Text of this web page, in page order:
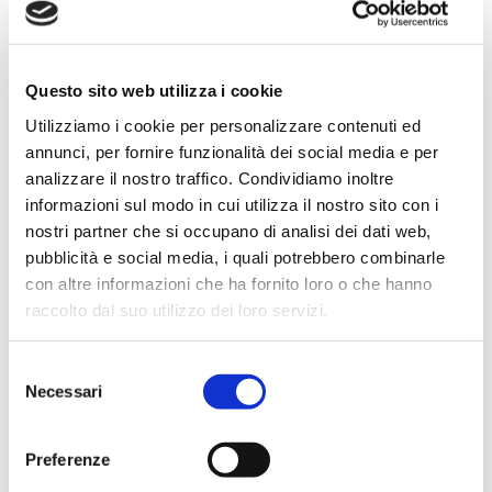
Questo sito web utilizza i cookie
Utilizziamo i cookie per personalizzare contenuti ed
annunci, per fornire funzionalità dei social media e per
analizzare il nostro traffico. Condividiamo inoltre
informazioni sul modo in cui utilizza il nostro sito con i
nostri partner che si occupano di analisi dei dati web,
pubblicità e social media, i quali potrebbero combinarle
con altre informazioni che ha fornito loro o che hanno
raccolto dal suo utilizzo dei loro servizi.
delNecessari
Preferenze
·I dati personali, raccolti e conservati in banche
titolare del trattamento, e non saranno oggetto di
diffusione o di comunicazione a terzi, se non nei
casi previsti dalla legge e con le modalità da questa
consentite;
·Il soggetto interessato ha facoltà di esercitare i
diritti previsti di cui alla presente informativa.
4. Cookie
informativa specifica.
trattamento